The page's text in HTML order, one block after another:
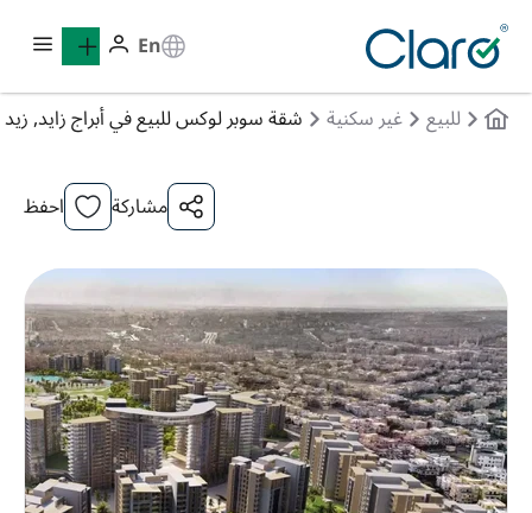
En
للبيع غير سكنية شقة سوبر لوكس للبيع في أبراج زايد,
مشاركة احفظ